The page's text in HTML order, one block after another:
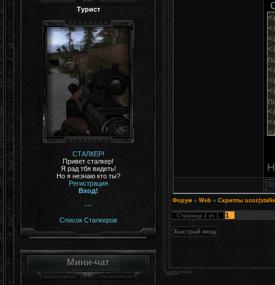
Турист
СТАЛКЕР!
Привет сталкер!
Я рад тбя видеть!
Но я незнаю кто ты?
Регистрация
Вход!
---
Список Сталкеров
Мини-чат
Форум » Web » Скрипты
Страница 1 из 1 1